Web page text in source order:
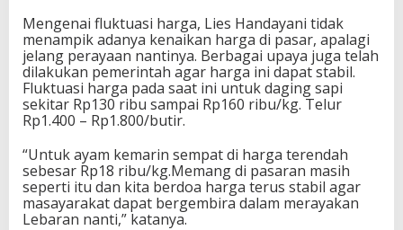
Mengenai fluktuasi harga, Lies Handayani tidak
menampik adanya kenaikan harga di pasar, apalagi
jelang perayaan nantinya. Berbagai upaya juga telah
dilakukan pemerintah agar harga ini dapat stabil.
Fluktuasi harga pada saat ini untuk daging sapi
sekitar Rp130 ribu sampai Rp160 ribu/kg. Telur
Rp1.400 – Rp1.800/butir.
“Untuk ayam kemarin sempat di harga terendah
sebesar Rp18 ribu/kg.Memang di pasaran masih
seperti itu dan kita berdoa harga terus stabil agar
masayarakat dapat bergembira dalam merayakan
Lebaran nanti,” katanya.